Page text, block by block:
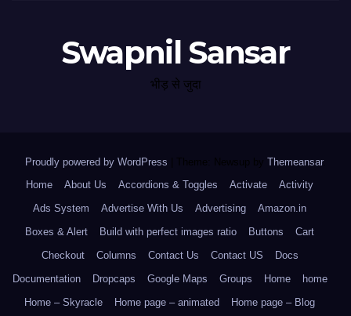
Swapnil Sansar
भीड़ से जुदा
Proudly powered by WordPress Theme: Newsup by Themeansar.
Home
About Us Accordions & Toggles Activate
Activity
Ads System
Advertise With Us Advertising
Amazon.in
Boxes & Alert
Build with perfect images ratio Buttons
Cart
Checkout
Columns Contact Us Contact US
Docs
Documentation
Dropcaps Google Maps Groups Home
home
Home – Skyracle
Home page – animated
Home page – Blog